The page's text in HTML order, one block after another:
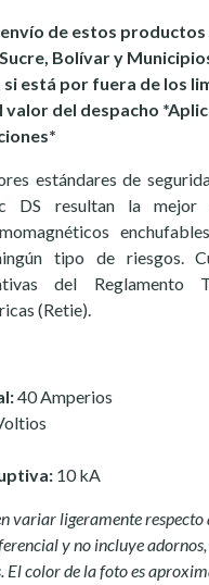
envío de estos productos
Bolívar y
está por fuera de los
del despacho
estándares de
DS resultan la mejor
tipo de riesgos.
del Reglamento
(Retie).
40 Amperios
10 kA
variar ligeramente respecto
y no incluye
El color de la foto es